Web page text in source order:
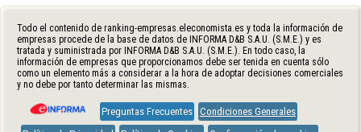
Todo el contenido de ranking-empresas.eleconomista.es y toda la información de
empresas procede de la base de datos de INFORMA D&B S.A.U. (S.M.E.) y es
tratada y suministrada por INFORMA D&B S.A.U. (S.M.E.). En todo caso, la
información de empresas que proporcionamos debe ser tenida en cuenta sólo
como un elemento más a considerar a la hora de adoptar decisiones comerciales
y no debe por tanto determinar las mismas.
Preguntas Frecuentes Condiciones Generales